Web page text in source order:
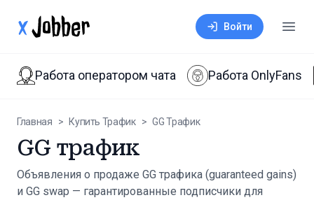
xJobber Войти
Работа оператором чата Работа OnlyFans
Главная > Купить Трафик > GG Трафик
GG трафик
Объявления о продаже GG трафика (guaranteed gains)
и GG swap — гарантированные подписчики для